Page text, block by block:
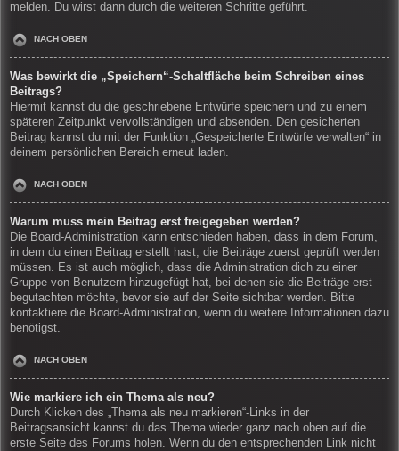
melden. Du wirst dann durch die weiteren Schritte geführt.
NACH OBEN
Was bewirkt die „Speichern“-Schaltfläche beim Schreiben eines
Beitrags?
Hiermit kannst du die geschriebene Entwürfe speichern und zu einem
späteren Zeitpunkt vervollständigen und absenden. Den gesicherten
Beitrag kannst du mit der Funktion „Gespeicherte Entwürfe verwalten“ in
deinem persönlichen Bereich erneut laden.
NACH OBEN
Warum muss mein Beitrag erst freigegeben werden?
Die Board-Administration kann entschieden haben, dass in dem Forum,
in dem du einen Beitrag erstellt hast, die Beiträge zuerst geprüft werden
müssen. Es ist auch möglich, dass die Administration dich zu einer
Gruppe von Benutzern hinzugefügt hat, bei denen sie die Beiträge erst
begutachten möchte, bevor sie auf der Seite sichtbar werden. Bitte
kontaktiere die Board-Administration, wenn du weitere Informationen dazu
benötigst.
NACH OBEN
Wie markiere ich ein Thema als neu?
Durch Klicken des „Thema als neu markieren“-Links in der
Beitragsansicht kannst du das Thema wieder ganz nach oben auf die
erste Seite des Forums holen. Wenn du den entsprechenden Link nicht